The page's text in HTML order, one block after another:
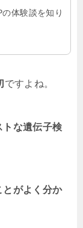
体験談を知り
ですよね。
トな遺伝子検
とがよく分か